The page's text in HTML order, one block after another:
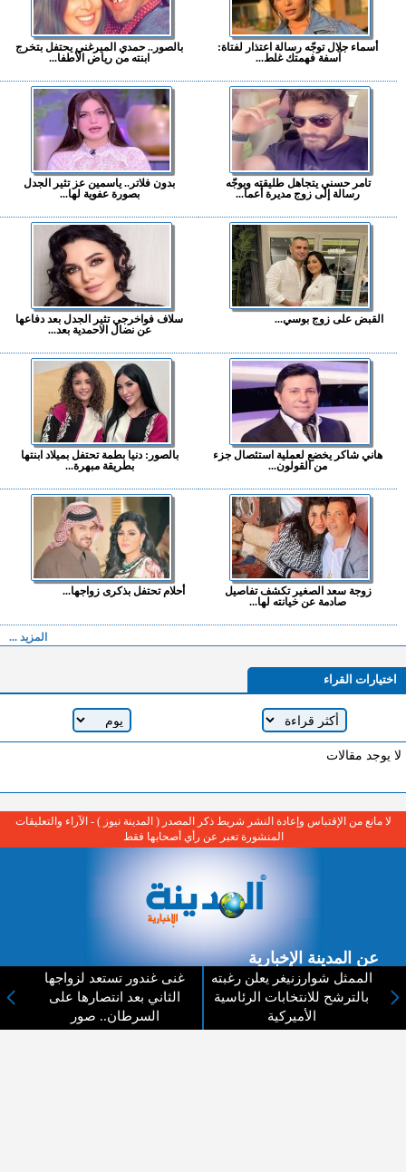
أسماء جلال توجّه رسالة اعتذار لفتاة:
آسفة فهمتك غلط...
بالصور.. حمدي الميرغني يحتفل بتخرج
ابنته من رياض الأطفا...
تامر حسني يتجاهل طليقته ويوجّه
رسالة إلى زوج مديرة أعما...
بدون فلاتر.. ياسمين عز تثير الجدل
بصورة عفوية لها...
القبض على زوج بوسي...
سلاف فواخرجي تثير الجدل بعد دفاعها
عن نضال الاحمدية بعد...
هاني شاكر يخضع لعملية استئصال جزء
من القولون...
بالصور: دنيا بطمة تحتفل بميلاد ابنتها
بطريقة مبهرة...
زوجة سعد الصغير تكشف تفاصيل
صادمة عن خيانته لها...
أحلام تحتفل بذكرى زواجها...
المزيد ...
اختيارات القراء
لا يوجد مقالات
الممثل شوارزنيغر يعلن رغبته
بالترشح للانتخابات الرئاسية
الأميركية
غنى غندور تستعد لزواجها
الثاني بعد انتصارها على
السرطان.. صور
لا مانع من الإقتباس وإعادة النشر شريط ذكر المصدر ( المدينة نيوز ) - الآراء والتعليقات
المنشورة تعبر عن رأي أصحابها فقط
عن المدينة الإخبارية
المدينة الإخبارية صحيفة الكترونية شاملة تابعة لشركة قنوات البث
الاردنية تنقل الاخبار المحلية الأردنية وأخبار فلسطين وأبرز الأخبار
العربية والدولية لحظة حدوثها بمهنية رفيعة ليكون العالم بما يجري